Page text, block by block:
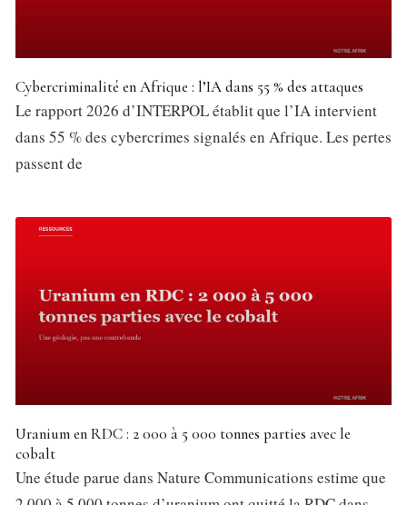
Cybercriminalité en Afrique : l’IA dans 55 % des attaques
Le rapport 2026 d’INTERPOL établit que l’IA intervient
dans 55 % des cybercrimes signalés en Afrique. Les pertes
passent de
Uranium en RDC : 2 000 à 5 000 tonnes parties avec le
cobalt
Une étude parue dans Nature Communications estime que